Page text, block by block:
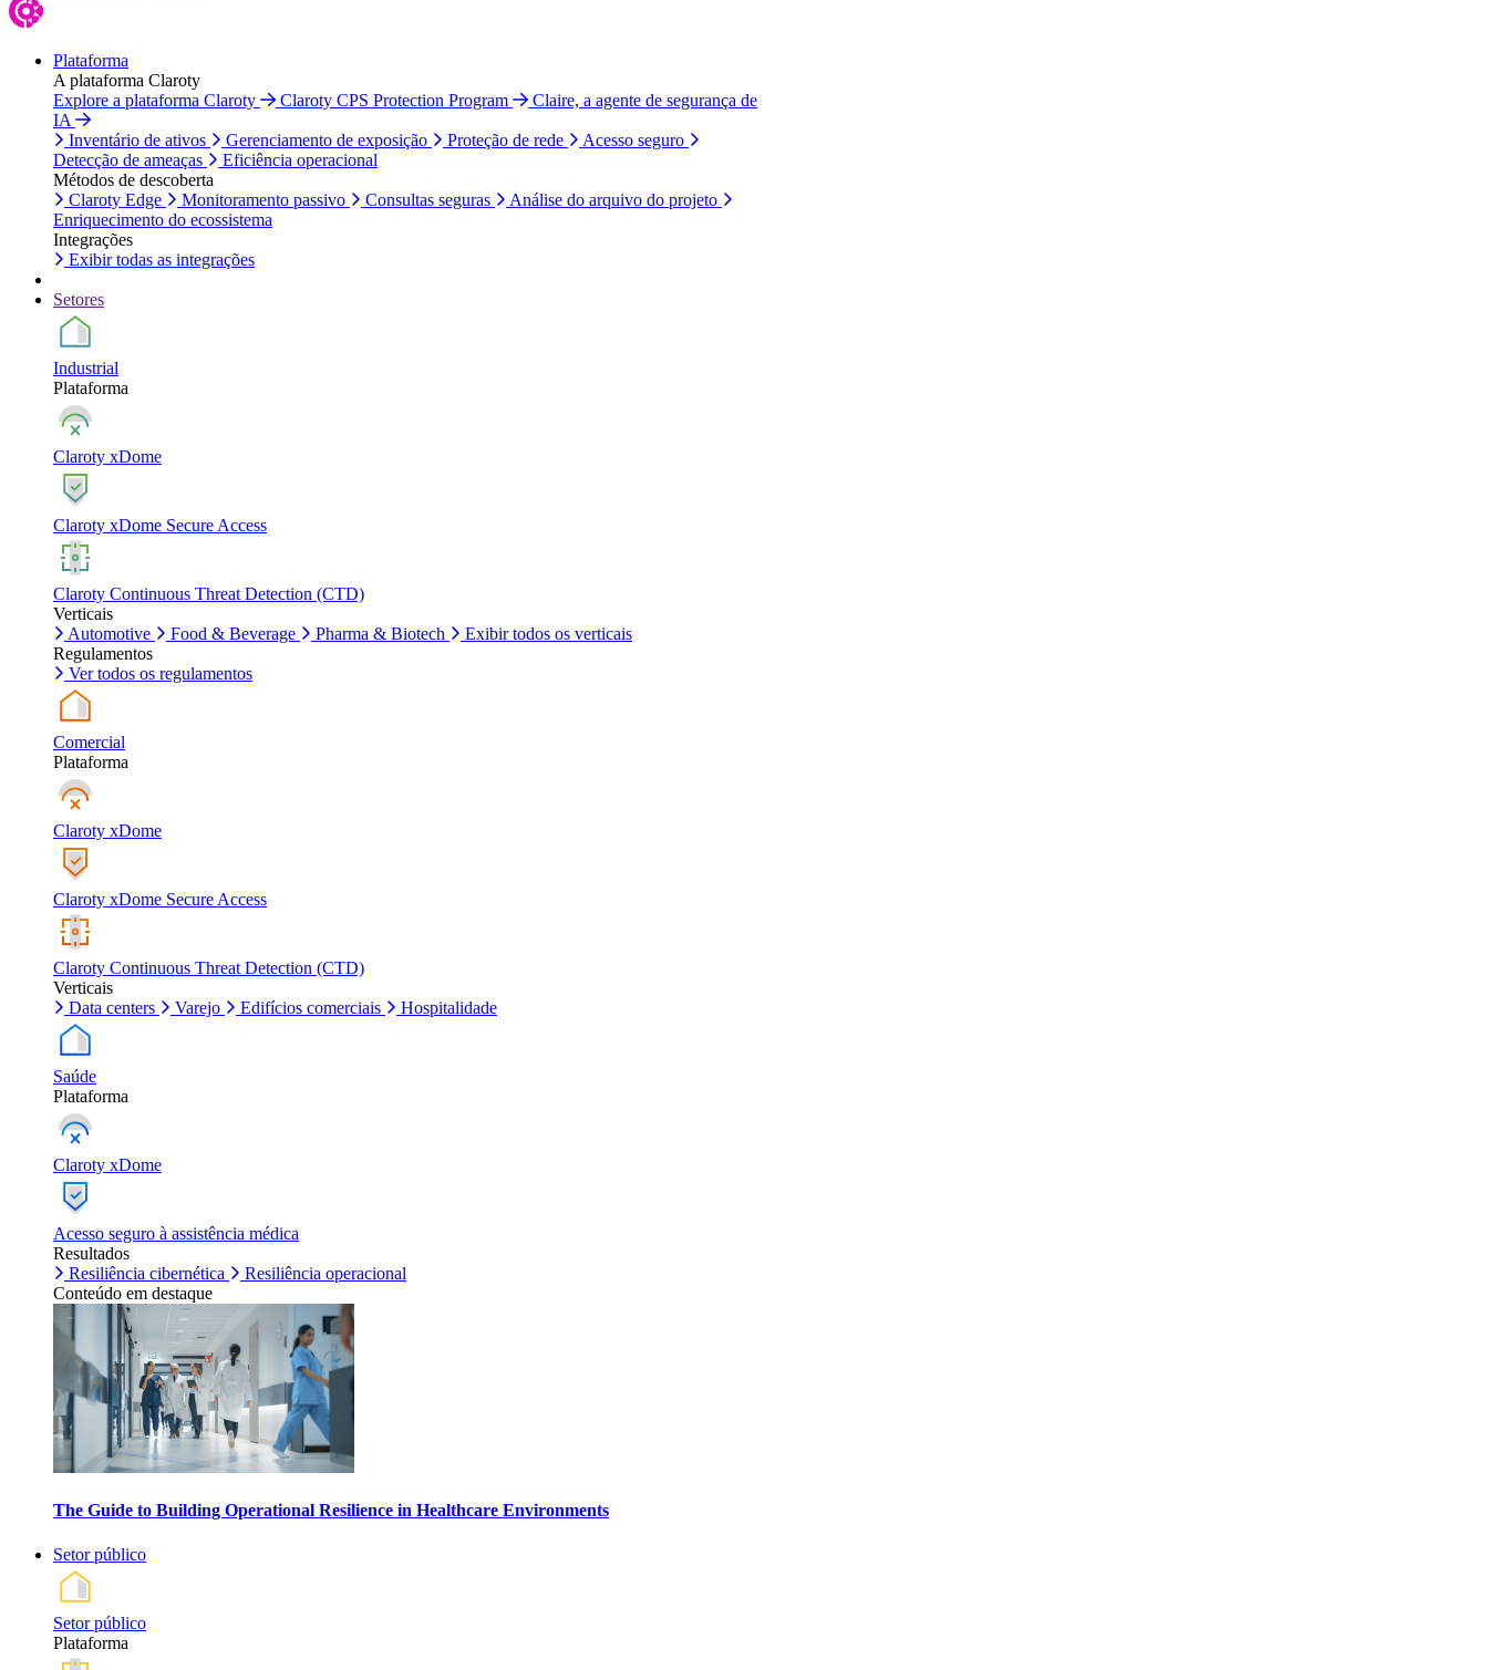
Plataforma
A plataforma Claroty
Explore a plataforma Claroty
Claroty CPS Protection Program
Claire, a agente de segurança de
IA
Inventário de ativos
Gerenciamento de exposição Proteção de rede
Acesso seguro
Detecção de ameaças
Eficiência operacional
Métodos de descoberta
Claroty Edge
Monitoramento passivo Consultas seguras
Análise do arquivo do projeto
Enriquecimento do ecossistema
Integrações
Exibir todas as integrações
Setores
Industrial
Plataforma
Claroty xDome
Claroty xDome Secure Access
Claroty Continuous Threat Detection (CTD)
Verticais
Automotive
Food & Beverage Pharma & Biotech
Exibir todos os verticais
Regulamentos
Ver todos os regulamentos
Comercial
Plataforma
Claroty xDome
Claroty xDome Secure Access
Claroty Continuous Threat Detection (CTD)
Verticais
Data centers
Varejo Edifícios comerciais Hospitalidade
Saúde
Plataforma
Claroty xDome
Acesso seguro à assistência médica
Resultados
Resiliência cibernética
Resiliência operacional
Conteúdo em destaque
The Guide to Building Operational Resilience in Healthcare Environments
Setor público
Setor público
Plataforma